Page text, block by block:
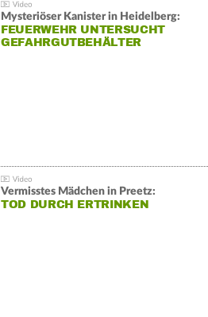
Mysteriöser Kanister in Heidelberg:
FEUERWEHR UNTERSUCHT
GEFAHRGUTBEHÄLTER
Vermisstes Mädchen in Preetz:
TOD DURCH ERTRINKEN